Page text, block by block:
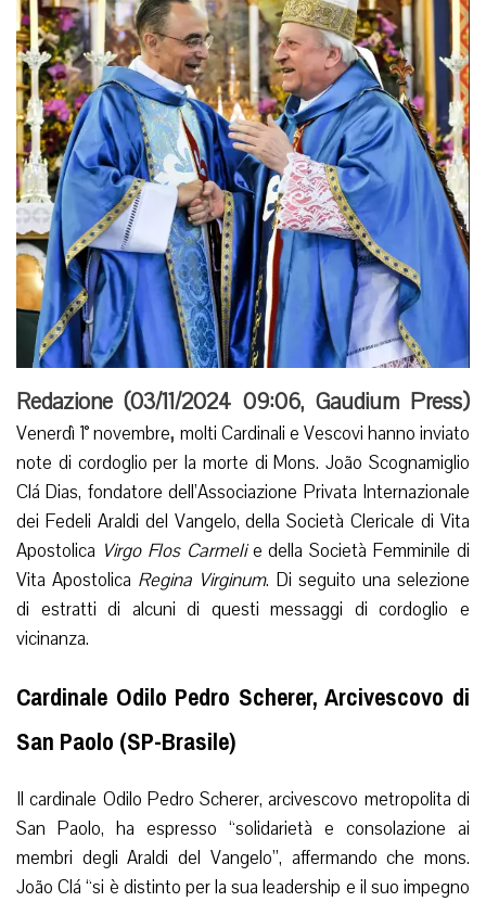
Redazione (03/11/2024 09:06, Gaudium Press)
Venerdì 1° novembre, molti Cardinali e Vescovi hanno inviato
note di cordoglio per la morte di Mons. João Scognamiglio
Clá Dias, fondatore dell’Associazione Privata Internazionale
dei Fedeli Araldi del Vangelo, della Società Clericale di Vita
Apostolica Virgo Flos Carmelie della Società Femminile di
Vita Apostolica Regina Virginum. Di seguito una selezione
di estratti di alcuni di questi messaggi di cordoglio e
vicinanza.
Cardinale Odilo Pedro Scherer, Arcivescovo di
San Paolo (SP-Brasile)
Il cardinale Odilo Pedro Scherer, arcivescovo metropolita di
San Paolo, ha espresso “solidarietà e consolazione ai
membri degli Araldi del Vangelo”, affermando che mons.
João Clá “si è distinto per la sua leadership e il suo impegno